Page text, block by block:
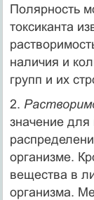
Полярность
токсиканта
наличия и
групп и их
2.
значение для
организме.
вещества в
организма.